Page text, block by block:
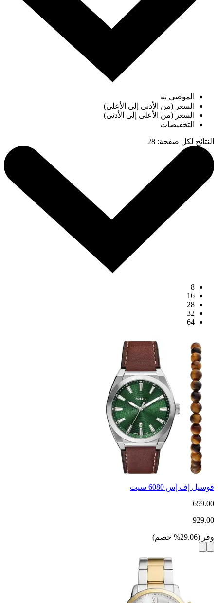
الموصى به
السعر (من الأدنى إلى الأعلى)
السعر (من الأعلى إلى الأدنى)
التخفيضات
النتائج لكل صفحة:
28
8
16
28
32
64
فوسيل إف إس 6080 سيت
659.00
929.00
وفر (
29.06
% خصم)